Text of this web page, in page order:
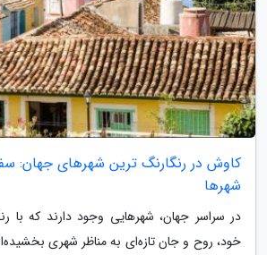
کاوش در رنگارنگ ترین شهرهای جهان:
شهرها
در سراسر جهان، شهرهایی وجود دارند که با
خود، روح و جان تازه‌ای به مناظر شهری